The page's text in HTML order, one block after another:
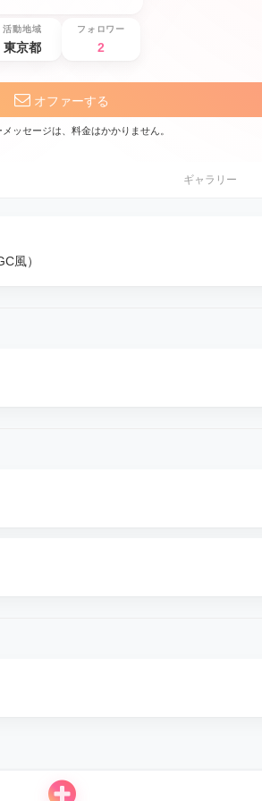
活動地域
東京都
フォロワー
2
オファーする
ッセージは、料金はかかりません。
ギャラリー
風）